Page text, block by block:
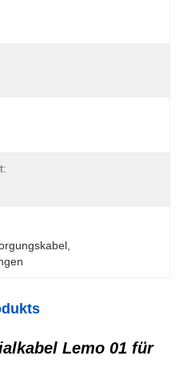
Lemo 01 für